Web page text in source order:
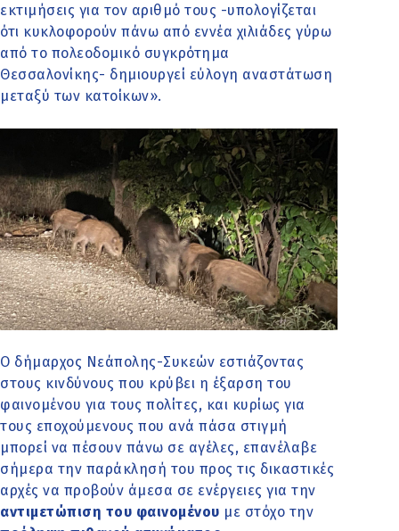
εκτιμήσεις για τον αριθμό τους -υπολογίζεται
ότι κυκλοφορούν πάνω από εννέα χιλιάδες γύρω
από το πολεοδομικό συγκρότημα
Θεσσαλονίκης- δημιουργεί εύλογη αναστάτωση
μεταξύ των κατοίκων».
Ο δήμαρχος Νεάπολης-Συκεών εστιάζοντας
στους κινδύνους που κρύβει η έξαρση του
φαινομένου για τους πολίτες, και κυρίως για
τους εποχούμενους που ανά πάσα στιγμή
μπορεί να πέσουν πάνω σε αγέλες, επανέλαβε
σήμερα την παράκλησή του προς τις δικαστικές
αρχές να προβούν άμεσα σε ενέργειες για την
αντιμετώπιση του φαινομένου με στόχο την